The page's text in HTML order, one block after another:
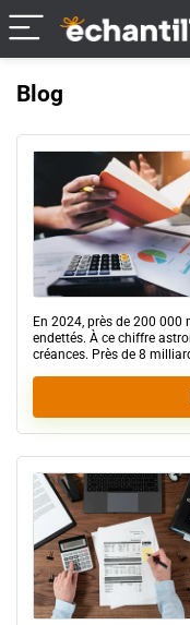
Blog
En 2024, près de 200
endettés. À ce chiffre
créances. Près de 8